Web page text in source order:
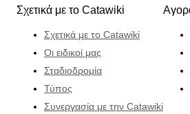
Σχετικά με το Catawiki
Σχετικά με το Catawiki
Οι ειδικοί μας
Σταδιοδρομία
Τύπος
Συνεργασία με την Catawiki